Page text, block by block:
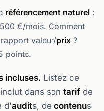
référencement naturel :
€/mois. Comment
valeur/prix ?
points.
incluses. Listez ce
inclut dans son tarif de
d'audits, de contenus